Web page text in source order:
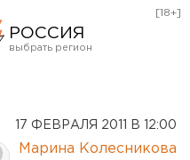
РОССИЯ
[18+]
17 ФЕВРАЛЯ 2011 В 12:00
Марина Колесникова